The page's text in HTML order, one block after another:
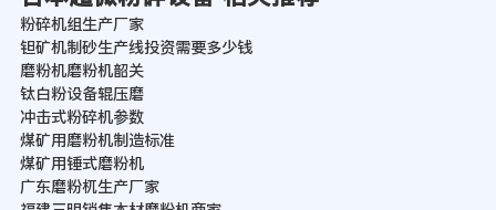
粉碎机组生产厂家
钽矿机制砂生产线投资需要多少钱
磨粉机磨粉机韶关
钛白粉设备辊压磨
冲击式粉碎机参数
煤矿用磨粉机制造标准
煤矿用锤式磨粉机
广东磨粉杌生产厂家